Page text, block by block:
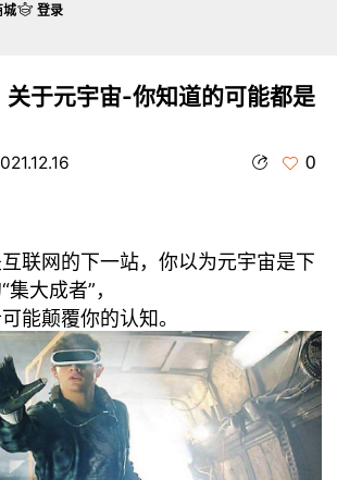
关于元宇宙-你知道的可能都是
0
联网的下一站，你以为元宇宙是下
大成者”，
能颠覆你的认知。
城 登录